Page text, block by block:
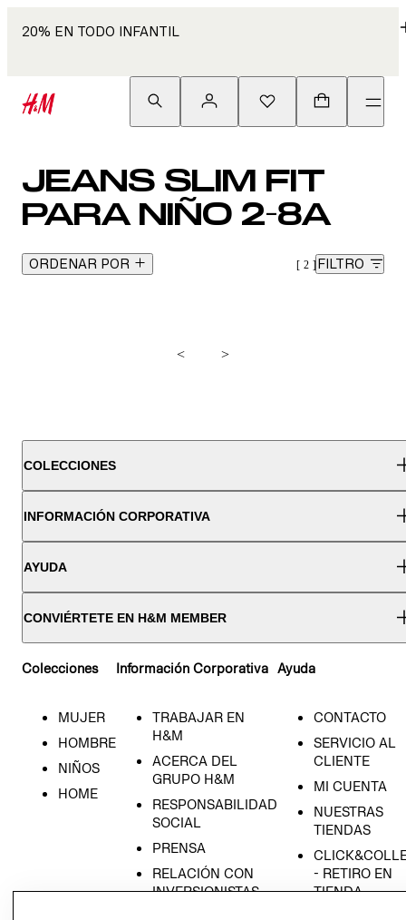
20% EN TODO INFANTIL
JEANS SLIM FIT
PARA NIÑO 2-8A
ORDENAR POR 2 FILTRO
< >
COLECCIONES
INFORMACIÓN CORPORATIVA
AYUDA
CONVIÉRTETE EN H&M MEMBER
Colecciones
MUJER
HOMBRE
NIÑOS
HOME
Información Corporativa
TRABAJAR EN
H&M
ACERCA DEL
GRUPO H&M
RESPONSABILIDAD
SOCIAL
PRENSA
RELACIÓN CON
INVERSIONISTAS
Ayuda
CONTACTO
SERVICIO AL
CLIENTE
MI CUENTA
NUESTRAS
TIENDAS
- RETIRO EN
TIENDA